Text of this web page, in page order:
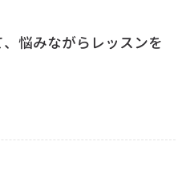
悩みながらレッスンを